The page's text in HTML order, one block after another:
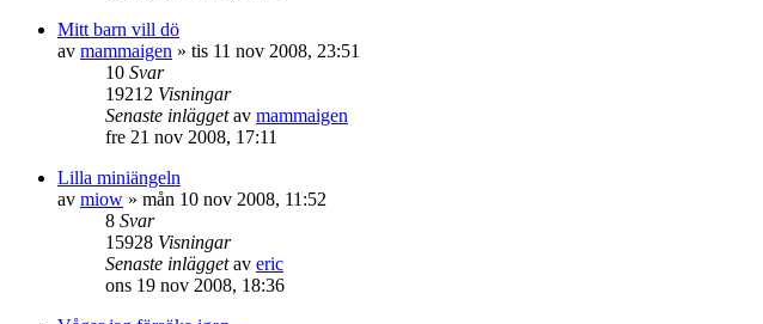
Mitt barn vill dö
av mammaigen » tis 11 nov 2008, 23:51
10 Svar
19212 Visningar
Senaste inläggetav mammaigen
fre 21 nov 2008, 17:11
Lilla miniängeln
av miow » mån 10 nov 2008, 11:52
8 Svar
15928 Visningar
Senaste inläggetav eric
ons 19 nov 2008, 18:36